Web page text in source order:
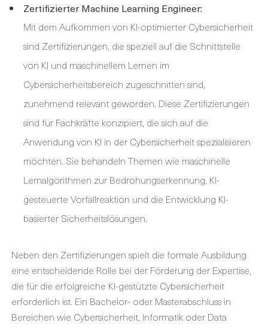
Zertifizierter Machine Learning Engineer:
Mit dem Aufkommen von KI-optimierter Cybersicherheit
sind Zertifizierungen, die speziell auf die Schnittstelle
von KI und maschinellem Lernen im
Cybersicherheitsbereich zugeschnitten sind,
zunehmend relevant geworden. Diese Zertifizierungen
sind für Fachkräfte konzipiert, die sich auf die
Anwendung von KI in der Cybersicherheit spezialisieren
möchten. Sie behandeln Themen wie maschinelle
Lernalgorithmen zur Bedrohungserkennung, KI-
gesteuerte Vorfallreaktion und die Entwicklung KI-
basierter Sicherheitslösungen.
Neben den Zertifizierungen spielt die formale Ausbildung
eine entscheidende Rolle bei der Förderung der Expertise,
die für die erfolgreiche KI-gestützte Cybersicherheit
erforderlich ist. Ein Bachelor- oder Masterabschluss in
Bereichen wie Cybersicherheit, Informatik oder Data